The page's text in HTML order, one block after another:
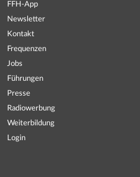
FFH-App
Newsletter
Kontakt
Frequenzen
Jobs
Führungen
Presse
Radiowerbung
Weiterbildung
Login